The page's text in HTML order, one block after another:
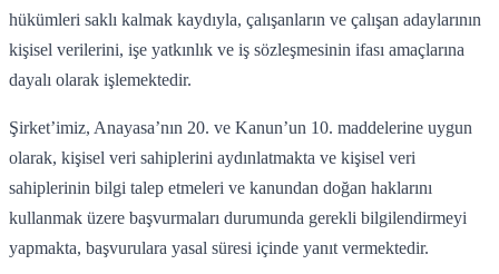
hükümleri saklı kalmak kaydıyla, çalışanların ve çalışan adaylarının
kişisel verilerini, işe yatkınlık ve iş sözleşmesinin ifası amaçlarına
dayalı olarak işlemektedir.
Şirket’imiz, Anayasa’nın 20. ve Kanun’un 10. maddelerine uygun
olarak, kişisel veri sahiplerini aydınlatmakta ve kişisel veri
sahiplerinin bilgi talep etmeleri ve kanundan doğan haklarını
kullanmak üzere başvurmaları durumunda gerekli bilgilendirmeyi
yapmakta, başvurulara yasal süresi içinde yanıt vermektedir.